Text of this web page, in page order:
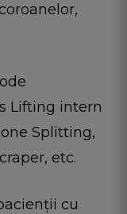
Lifting intern
Splitting,
etc.
cu